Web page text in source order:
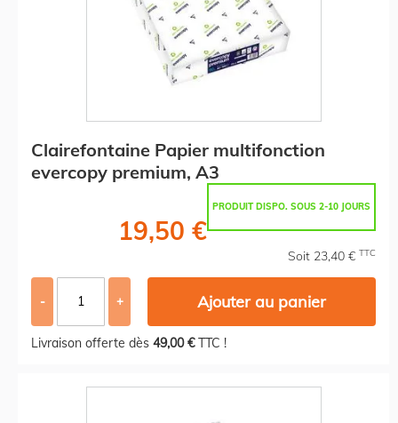
Clairefontaine Papier multifonction
evercopy premium, A3
PRODUIT DISPO. SOUS 2-10 JOURS
19,50 €
Soit 23,40 € TTC
- + Ajouter au panier
Livraison offerte dès 49,00 €TTC !